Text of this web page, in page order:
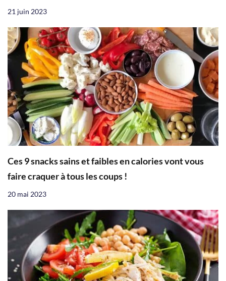
21 juin 2023
Ces 9 snacks sains et faibles en calories vont vous
faire craquer à tous les coups !
20 mai 2023